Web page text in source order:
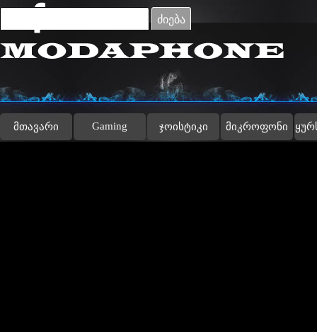
Go to content
ძიება
მთავარი Gaming ჯოისტიკი მიკროფონი